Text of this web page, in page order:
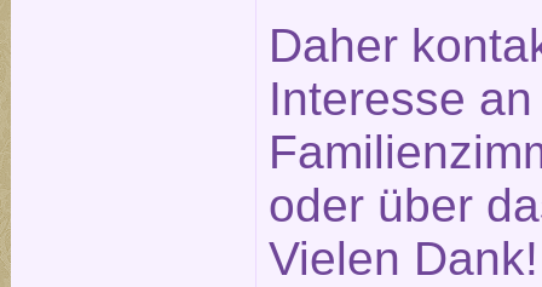
Daher
Interesse
oder über
Vielen Dank!